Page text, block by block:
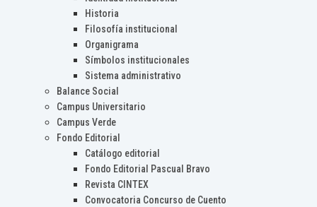
Historia
Filosofía institucional
Organigrama
Símbolos institucionales
Sistema administrativo
Balance Social
Campus Universitario
Campus Verde
Fondo Editorial
Catálogo editorial
Fondo Editorial Pascual Bravo
Revista CINTEX
Convocatoria Concurso de Cuento